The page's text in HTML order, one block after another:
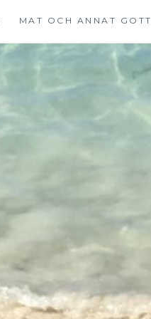
MAT OCH ANNAT GOTT